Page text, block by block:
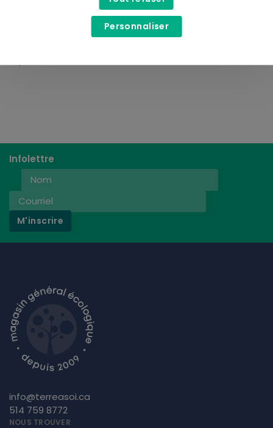
15,99$
Infolettre
M'inscrire
info@terreasoi.ca
514 759 8772
NOUS TROUVER
Personnaliser